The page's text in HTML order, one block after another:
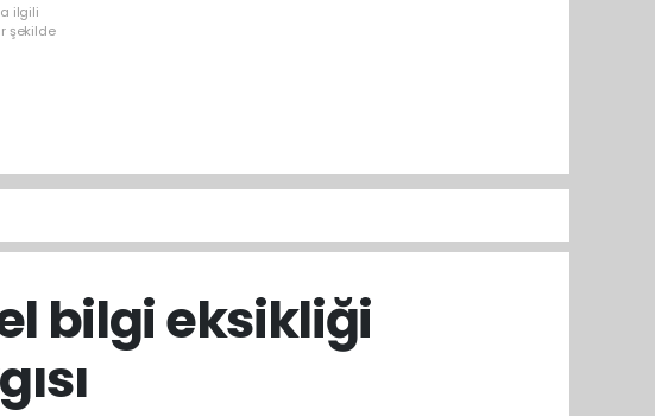
ilgili
şekilde
bilgi eksikliği